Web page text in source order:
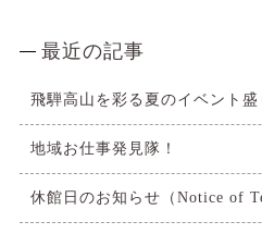
最近の記事
飛騨高山を彩る夏のイベント
地域お仕事発見隊！
休館日のお知らせ（Notice of